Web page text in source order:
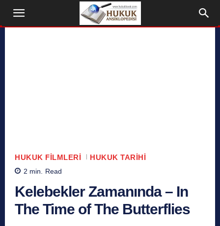
HUKUK FILMLERI HUKUK TARIHI
2 min. Read
Kelebekler Zamanında – In
The Time of The Butterflies